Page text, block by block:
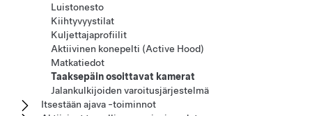
Luistonesto
Kiihtyvyystilat
Kuljettajaprofiilit
Aktiivinen konepelti (Active Hood)
Matkatiedot
Taaksepäin osoittavat kamerat
Jalankulkijoiden varoitusjärjestelmä
Itsestään ajava -toiminnot